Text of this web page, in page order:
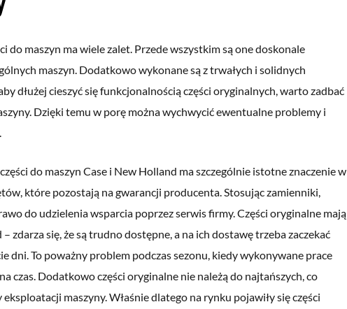
do maszyn ma wiele zalet. Przede wszystkim są one doskonale
maszyn. Dodatkowo wykonane są z trwałych i solidnych
dłużej cieszyć się funkcjonalnością części oryginalnych, warto zadbać
Dzięki temu w porę można wychwycić ewentualne problemy i
do maszyn Case i New Holland ma szczególnie istotne znaczenie w
które pozostają na gwarancji producenta. Stosując zamienniki,
do udzielenia wsparcia poprzez serwis firmy. Części oryginalne mają
zdarza się, że są trudno dostępne, a na ich dostawę trzeba zaczekać
dni. To poważny problem podczas sezonu, kiedy wykonywane prace
czas. Dodatkowo części oryginalne nie należą do najtańszych, co
maszyny. Właśnie dlatego na rynku pojawiły się części